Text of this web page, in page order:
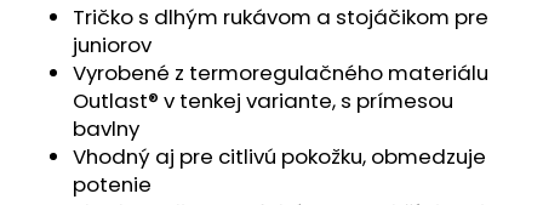
Tričko s dlhým rukávom a stojáčikom pre
juniorov
Vyrobené z termoregulačného materiálu
Outlast® v tenkej variante, s prímesou
bavlny
Vhodný aj pre citlivú pokožku, obmedzuje
potenie